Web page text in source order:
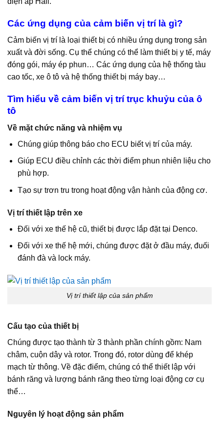
Các ứng dụng của cảm biến vị trí là gì?
Cảm biến vị trí là loại thiết bị có nhiều ứng dụng trong sản
xuất và đời sống. Cụ thể chúng có thể làm thiết bị y tế, máy
đóng gói, máy ép phun… Các ứng dụng của hệ thống tàu
cao tốc, xe ô tô và hệ thống thiết bị máy bay…
Tìm hiểu về cảm biến vị trí trục khuỷu của ô
tô
Về mặt chức năng và nhiệm vụ
Chúng giúp thông báo cho ECU biết vị trí của máy.
Giúp ECU điều chỉnh các thời điểm phun nhiên liệu cho
phù hợp.
Tạo sự trơn tru trong hoạt động vận hành của động cơ.
Vị trí thiết lập trên xe
Đối với xe thế hệ cũ, thiết bị được lắp đặt tại Denco.
Đối với xe thế hệ mới, chúng được đặt ở đầu máy, đuối
đánh đà và lock máy.
Vị trí thiết lập của sản phẩm
Cấu tạo của thiết bị
Chúng được tạo thành từ 3 thành phần chính gồm: Nam
châm, cuộn dây và rotor. Trong đó, rotor dùng để khép
mạch từ thông. Về đặc điểm, chúng có thể thiết lập với
bánh răng và lượng bánh răng theo từng loại động cơ cụ
thể…
Nguyên lý hoạt động sản phẩm